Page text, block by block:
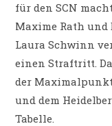
für den SCN
Maxime Rath
Laura Schwinn
einen Straftritt.
der
und dem
Tabelle.